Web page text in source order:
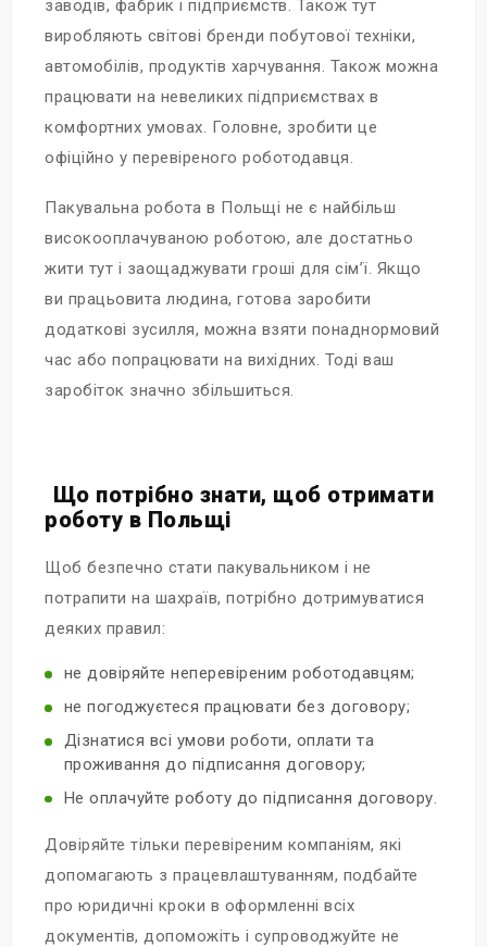
заводів, фабрик і підприємств. Також тут
виробляють світові бренди побутової техніки,
автомобілів, продуктів харчування. Також можна
працювати на невеликих підприємствах в
комфортних умовах. Головне, зробити це
офіційно у перевіреного роботодавця.
Пакувальна робота в Польщі не є найбільш
високооплачуваною роботою, але достатньо
жити тут і заощаджувати гроші для сім’ї. Якщо
ви працьовита людина, готова заробити
додаткові зусилля, можна взяти понаднормовий
час або попрацювати на вихідних. Тоді ваш
заробіток значно збільшиться.
Що потрібно знати, щоб отримати
роботу в Польщі
Щоб безпечно стати пакувальником і не
потрапити на шахраїв, потрібно дотримуватися
деяких правил:
не довіряйте неперевіреним роботодавцям;
не погоджуєтеся працювати без договору;
Дізнатися всі умови роботи, оплати та
проживання до підписання договору;
Не оплачуйте роботу до підписання договору.
Довіряйте тільки перевіреним компаніям, які
допомагають з працевлаштуванням, подбайте
про юридичні кроки в оформленні всіх
документів, допоможіть і супроводжуйте не